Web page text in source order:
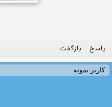
پاسخ بازگفت
کاربر نمونه